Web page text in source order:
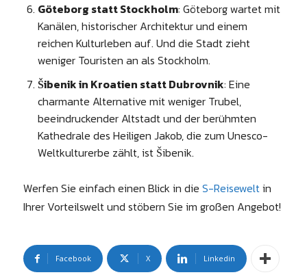
Göteborg statt Stockholm: Göteborg wartet mit
Kanälen, historischer Architektur und einem
reichen Kulturleben auf. Und die Stadt zieht
weniger Touristen an als Stockholm.
Šibenik in Kroatien statt Dubrovnik: Eine
charmante Alternative mit weniger Trubel,
beeindruckender Altstadt und der berühmten
Kathedrale des Heiligen Jakob, die zum Unesco-
Weltkulturerbe zählt, ist Šibenik.
Werfen Sie einfach einen Blick in die S-Reiseweltin
Ihrer Vorteilswelt und stöbern Sie im großen Angebot!
Facebook X Linkedin